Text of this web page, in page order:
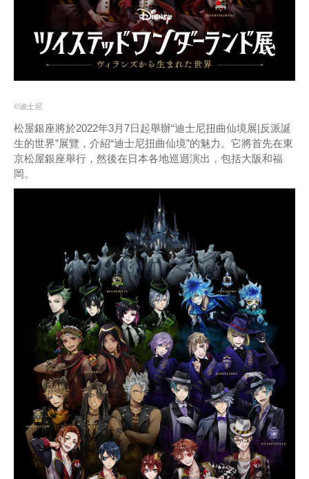
©迪士尼
松屋銀座將於2022年3月7日起舉辦“迪士尼扭曲仙境展|反派誕
生的世界”展覽，介紹“迪士尼扭曲仙境”的魅力。它將首先在東
京松屋銀座舉行，然後在日本各地巡迴演出，包括大阪和福
岡。